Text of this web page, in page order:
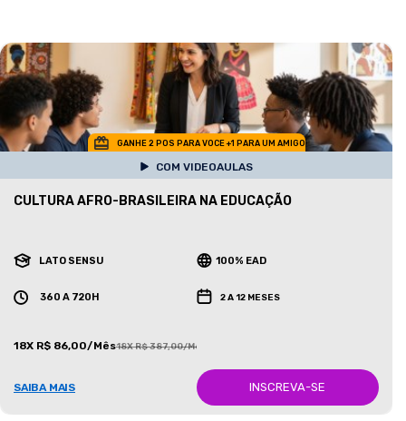
GANHE 2 POS PARA VOCE +1 PARA UM AMIGO
COM VIDEOAULAS
CULTURA AFRO-BRASILEIRA NA EDUCAÇÃO
LATO SENSU 100% EAD
360 A 720H 2 A 12 MESES
18X R$ 86,00/Mês18X R$ 387,00/Mês
SAIBA MAIS INSCREVA-SE